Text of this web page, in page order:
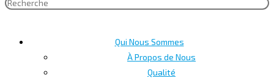
Qui Nous Sommes
À Propos de Nous
Qualité